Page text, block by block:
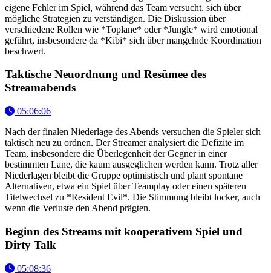
eigene Fehler im Spiel, während das Team versucht, sich über
mögliche Strategien zu verständigen. Die Diskussion über
verschiedene Rollen wie *Toplane* oder *Jungle* wird emotional
geführt, insbesondere da *Kibi* sich über mangelnde Koordination
beschwert.
Taktische Neuordnung und Resümee des
Streamabends
05:06:06
Nach der finalen Niederlage des Abends versuchen die Spieler sich
taktisch neu zu ordnen. Der Streamer analysiert die Defizite im
Team, insbesondere die Überlegenheit der Gegner in einer
bestimmten Lane, die kaum ausgeglichen werden kann. Trotz aller
Niederlagen bleibt die Gruppe optimistisch und plant spontane
Alternativen, etwa ein Spiel über Teamplay oder einen späteren
Titelwechsel zu *Resident Evil*. Die Stimmung bleibt locker, auch
wenn die Verluste den Abend prägten.
Beginn des Streams mit kooperativem Spiel und
Dirty Talk
05:08:36